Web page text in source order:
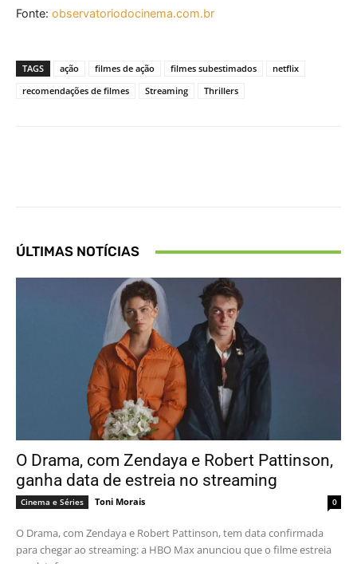
Fonte: observatoriodocinema.com.br
TAGS ação filmes de ação filmes subestimados
netflix
recomendações de filmes
Streaming Thrillers
ÚLTIMAS NOTÍCIAS
O Drama, com Zendaya e Robert Pattinson,
ganha data de estreia no streaming
Cinema e Séries Toni Morais 0
O Drama, com Zendaya e Robert Pattinson, tem data confirmada
para chegar ao streaming: a HBO Max anunciou que o filme estreia